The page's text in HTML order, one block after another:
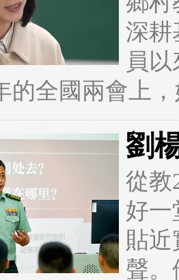
深耕
員
的全國兩會上
劉
從教
好一
貼近
聲。